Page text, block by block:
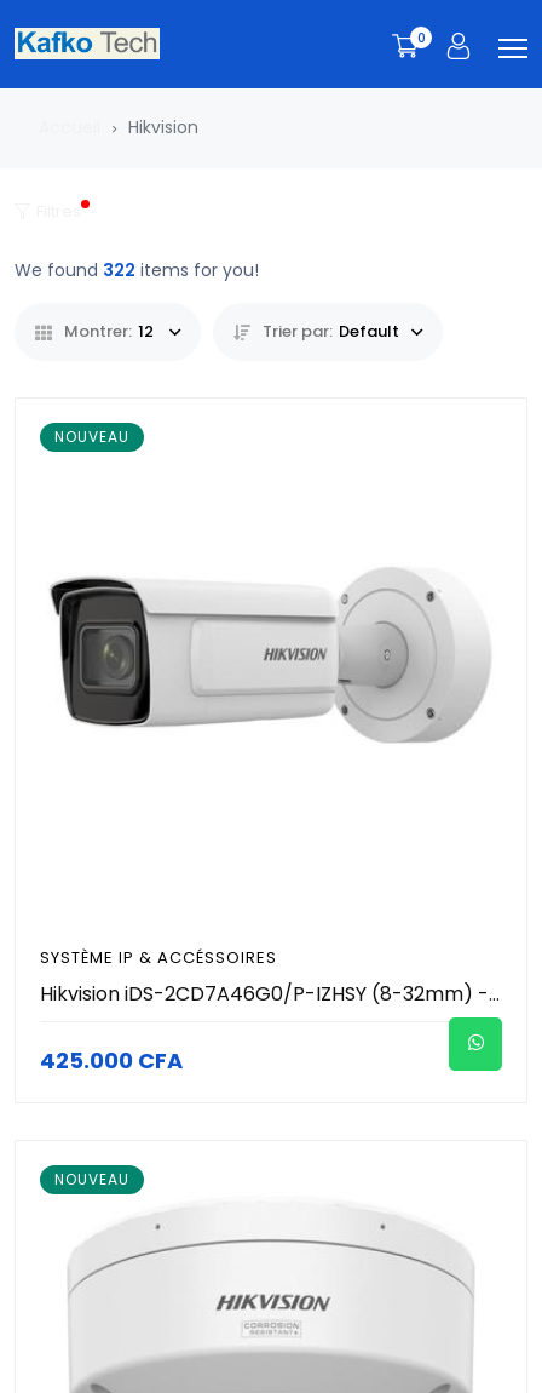
0
Hikvision
We found 322 items for you!
Montrer: 12 Trier par: Default
NOUVEAU
SYSTÈME IP & ACCÉSSOIRES
Hikvision iDS-2CD7A46G0/P-IZHSY (8-32mm) - Caméra IP DeepinView 4MP Lecture de Plaques ANPR/LPR - Varifocale Motorisée 8-32mm - IR 100m DarkFighter WDR 140dB - Anti-Corrosion NEMA 4X - Chauffage - PoE IP67 IK10
425.000 CFA
NOUVEAU